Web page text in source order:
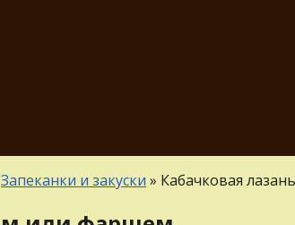
Запеканки и закуски » Кабачковая